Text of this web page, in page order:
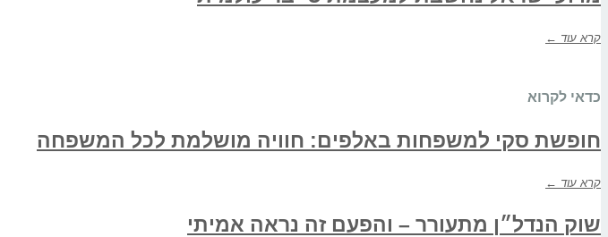
קרא עוד ←
כדאי לקרוא
חופשת סקי למשפחות באלפים: חוויה מושלמת לכל המשפחה
קרא עוד ←
שוק הנדל״ן מתעורר – והפעם זה נראה אמיתי